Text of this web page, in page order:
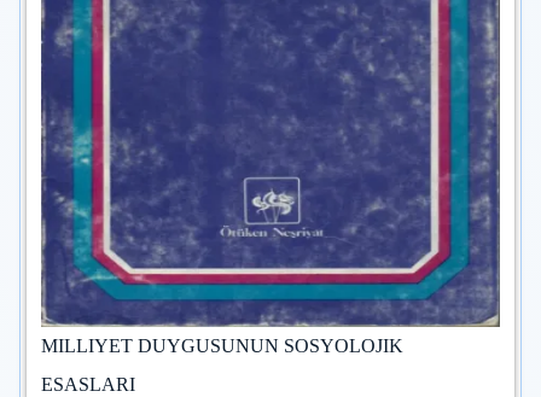
MILLIYET DUYGUSUNUN SOSYOLOJIK
ESASLARI